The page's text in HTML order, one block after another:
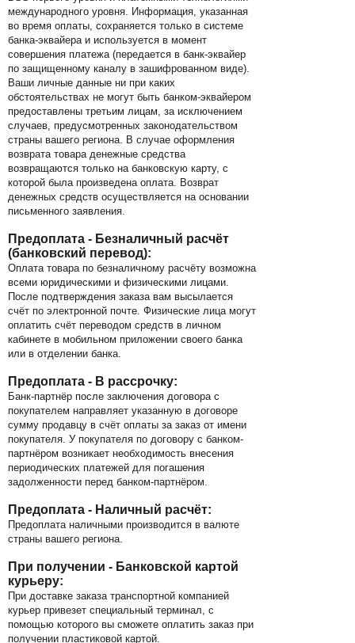
международного уровня. Информация, указанная
во время оплаты, сохраняется только в системе
банка-эквайера и используется в момент
совершения платежа (передается в банк-эквайер
по защищенному каналу в зашифрованном виде).
Ваши личные данные ни при каких
обстоятельствах не могут быть банком-эквайером
предоставлены третьим лицам, за исключением
случаев, предусмотренных законодательством
страны вашего региона. В случае оформления
возврата товара денежные средства
возвращаются только на банковскую карту, с
которой была произведена оплата. Возврат
денежных средств осуществляется на основании
письменного заявления.
Предоплата - Безналичный расчёт
(банковский перевод):
Оплата товара по безналичному расчёту возможна
всеми юридическими и физическими лицами.
После подтверждения заказа вам высылается
счёт по электронной почте. Физические лица могут
оплатить счёт переводом средств в личном
кабинете в мобильном приложении своего банка
или в отделении банка.
Предоплата - В рассрочку:
Банк-партнёр после заключения договора с
покупателем направляет указанную в договоре
сумму продавцу в счёт оплаты за заказ от имени
покупателя. У покупателя по договору с банком-
партнёром возникает необходимость внесения
периодических платежей для погашения
задолженности перед банком-партнёром.
Предоплата - Наличный расчёт:
Предоплата наличными производится в валюте
страны вашего региона.
При получении - Банковской картой
курьеру:
При доставке заказа транспортной компанией
курьер привезет специальный терминал, с
помощью которого вы сможете оплатить заказ при
получении пластиковой картой.